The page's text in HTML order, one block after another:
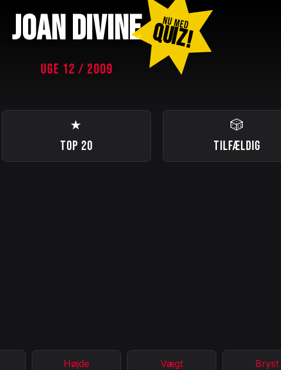
JOAN DIVINE NU MED
QUIZ!
UGE 12 / 2009
★
TOP 20
🎲
TILFÆLDIG
Højde Vægt Bryst